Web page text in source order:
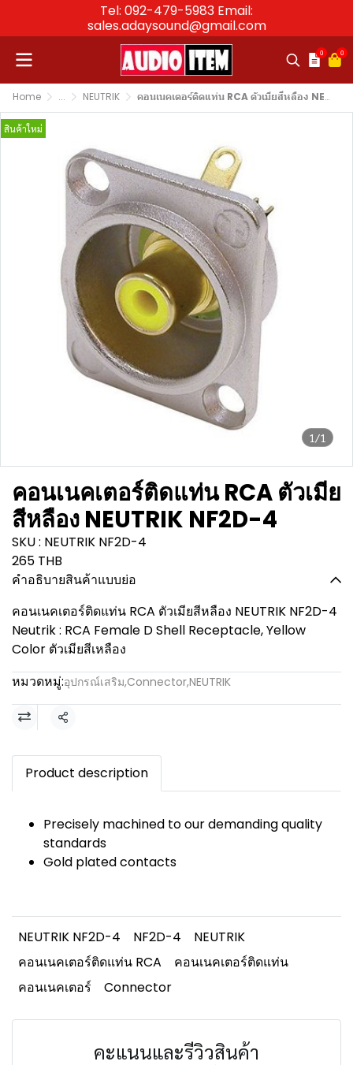
Tel: 092-479-5983 Email:
sales.adaysound@gmail.com
0 0
Home ... NEUTRIK คอนเนคเตอร์ติดแท่น RCA ตัวเมียสีหลือง NEUTRIK NF2D-4
1/1
สินค้าใหม่
คอนเนคเตอร์ติดแท่น RCA ตัวเมีย
สีหลือง NEUTRIK NF2D-4
SKU : NEUTRIK NF2D-4
265 THB
คำอธิบายสินค้าแบบย่อ
คอนเนคเตอร์ติดแท่น RCA ตัวเมียสีหลือง NEUTRIK NF2D-4
Neutrik : RCA Female D Shell Receptacle, Yellow
Color ตัวเมียสีเหลือง
หมวดหมู่:อุปกรณ์เสริม,Connector,NEUTRIK
แชร์
Product description
Precisely machined to our demanding quality
standards
Gold plated contacts
NEUTRIK NF2D-4 NF2D-4
NEUTRIK
คอนเนคเตอร์ติดแท่น RCA
คอนเนคเตอร์ติดแท่น
คอนเนคเตอร์
Connector
คะแนนและรีวิวสินค้า